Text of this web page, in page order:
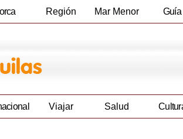
Región Mar Menor Guía
Viajar Salud